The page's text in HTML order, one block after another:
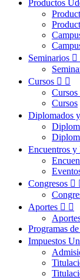
Productos
Seminarios 
Cursos  
Cursos
Cursos
Diplomados
Encuentros y
Congresos 
Aportes  
Programas
Impuestos